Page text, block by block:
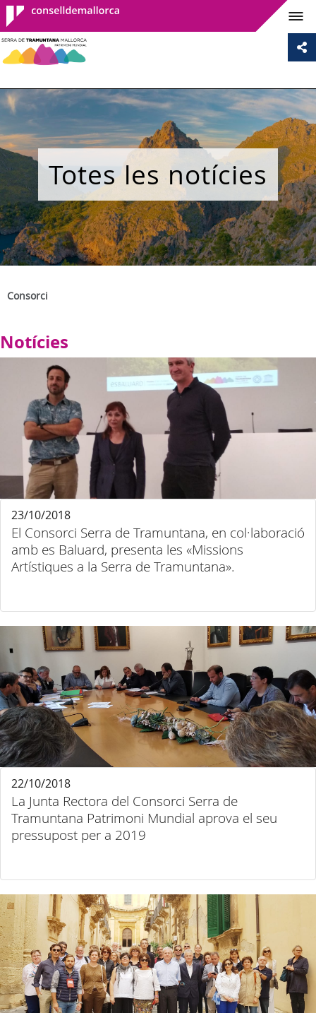
Consell de
Mallorca
Totes les notícies
Consorci
Notícies
El Consorci Serra de Tramuntana, en col·laboració
amb es Baluard, presenta les «Missions
Artístiques a la Serra de Tramuntana».
23/10/2018
La Junta Rectora del Consorci Serra de
Tramuntana Patrimoni Mundial aprova el seu
pressupost per a 2019
22/10/2018